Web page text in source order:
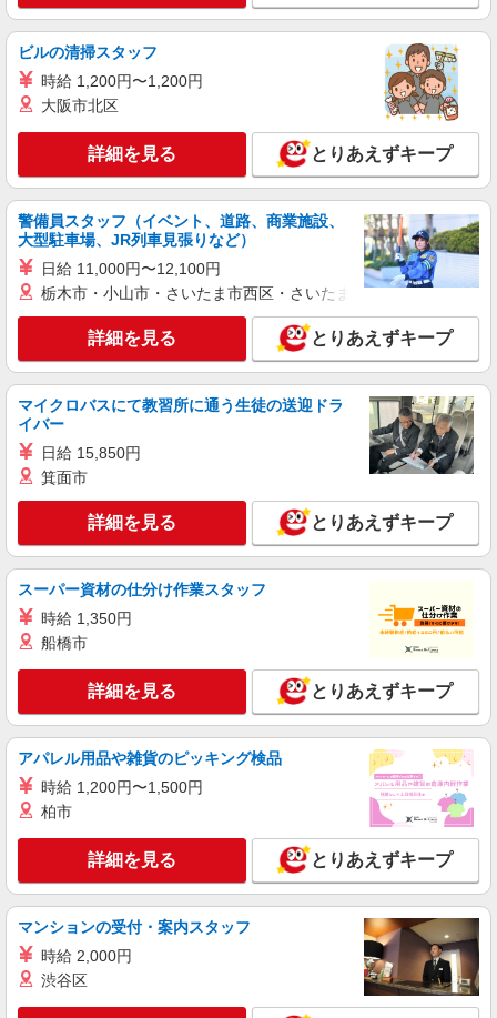
ビルの清掃スタッフ
時給 1,200円〜1,200円
大阪市北区
詳細を見る とりあえずキープ
警備員スタッフ（イベント、道路、商業施設、
大型駐車場、JR列車見張りなど）
日給 11,000円〜12,100円
栃木市・小山市・さいたま市西区・さいたま市岩槻区・久喜市・
詳細を見る とりあえずキープ
マイクロバスにて教習所に通う生徒の送迎ドラ
イバー
日給 15,850円
箕面市
詳細を見る とりあえずキープ
スーパー資材の仕分け作業スタッフ
時給 1,350円
船橋市
詳細を見る とりあえずキープ
アパレル用品や雑貨のピッキング検品
時給 1,200円〜1,500円
柏市
詳細を見る とりあえずキープ
マンションの受付・案内スタッフ
時給 2,000円
渋谷区